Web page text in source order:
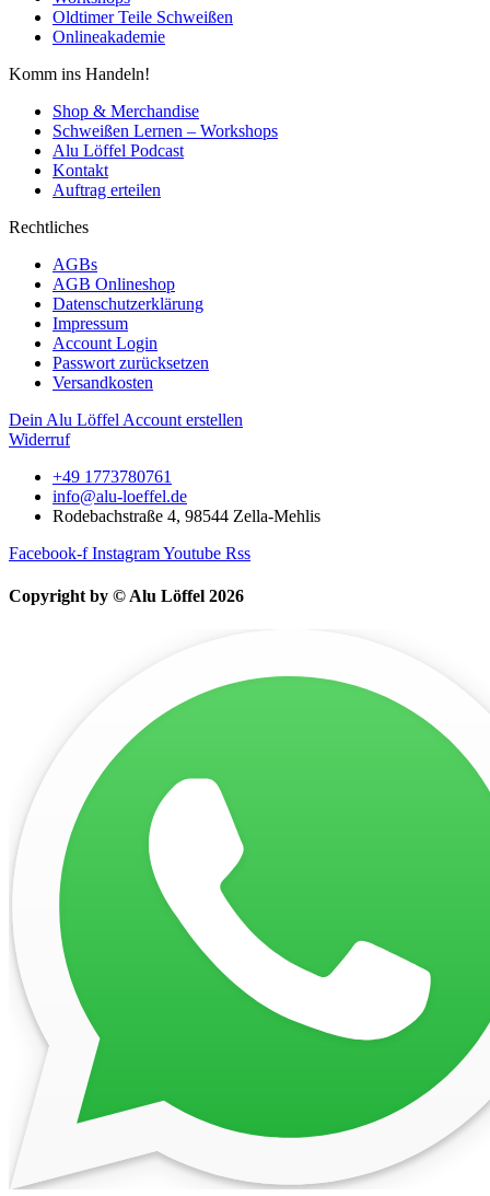
Oldtimer Teile Schweißen
Onlineakademie
Komm ins Handeln!
Shop & Merchandise
Schweißen Lernen – Workshops
Alu Löffel Podcast
Kontakt
Auftrag erteilen
Rechtliches
AGBs
AGB Onlineshop
Datenschutzerklärung
Impressum
Account Login
Passwort zurücksetzen
Versandkosten
Dein Alu Löffel Account erstellen
Widerruf
+49 1773780761
info@alu-loeffel.de
Rodebachstraße 4, 98544 Zella-Mehlis
Facebook-f InstagramYoutube Rss
Copyright by © Alu Löffel 2026